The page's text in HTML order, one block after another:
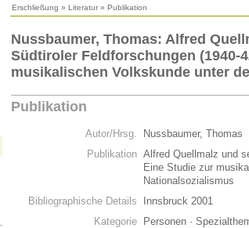
Erschließung » Literatur » Publikation
Nussbaumer, Thomas: Alfred
Südtiroler Feldforschungen (1940-
musikalischen Volkskunde unter
Publikation
Autor/Hrsg.
Nussbaumer, Thomas
Publikation Alfred Quellmalz und
Eine Studie zur
Nationalsozialismus
Bibliographische Details
Innsbruck 2001
Kategorie
Personen ·